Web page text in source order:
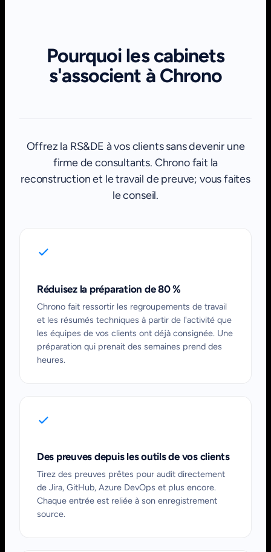
Pourquoi les cabinets
s'associent à Chrono
Offrez la RS&DE à vos clients sans devenir une
firme de consultants. Chrono fait la
reconstruction et le travail de preuve; vous faites
le conseil.
Réduisez la préparation de 80 %
Chrono fait ressortir les regroupements de travail
et les résumés techniques à partir de l'activité que
les équipes de vos clients ont déjà consignée. Une
préparation qui prenait des semaines prend des
heures.
Des preuves depuis les outils de vos clients
Tirez des preuves prêtes pour audit directement
de Jira, GitHub, Azure DevOps et plus encore.
Chaque entrée est reliée à son enregistrement
source.